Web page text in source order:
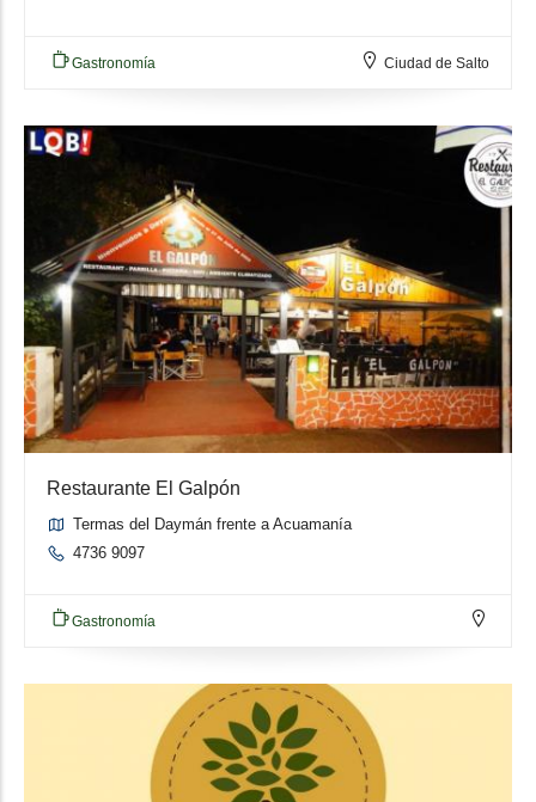
Gastronomía Ciudad de Salto
Restaurante El Galpón
Termas del Daymán frente a Acuamanía
4736 9097
Gastronomía